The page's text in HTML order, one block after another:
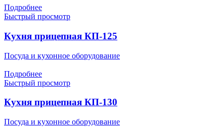
Подробнее
Быстрый просмотр
Кухня прицепная КП-125
Посуда и кухонное оборудование
Подробнее
Быстрый просмотр
Кухня прицепная КП-130
Посуда и кухонное оборудование